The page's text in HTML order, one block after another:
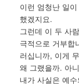
이런 엄청난 일
했겠지요.
그런데 이 두 사
극적으로 거부합
러십니까, 이게
왜 그랬을까. 아
내가 사실은 예